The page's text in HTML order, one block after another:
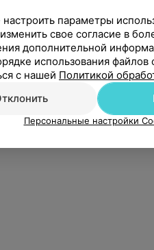
параметры
свое согласие в
дополнительной
использования
с нашей Политикой
Персональные настройки